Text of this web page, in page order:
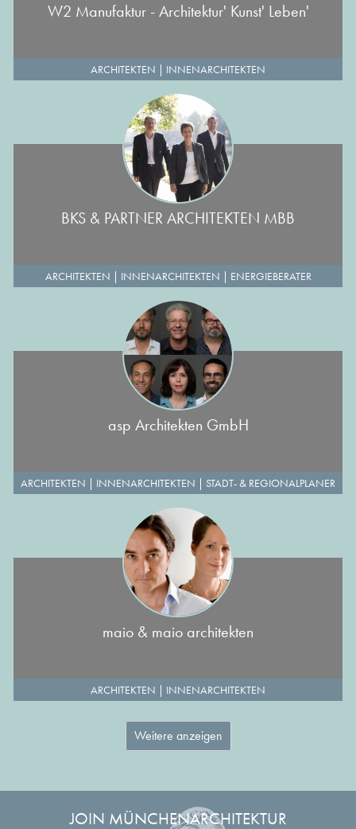
W2 Manufaktur - Architektur' Kunst' Leben'
ARCHITEKTEN | INNENARCHITEKTEN
BKS & PARTNER ARCHITEKTEN MBB
ARCHITEKTEN | INNENARCHITEKTEN | ENERGIEBERATER
asp Architekten GmbH
ARCHITEKTEN | INNENARCHITEKTEN | STADT- & REGIONALPLANER
maio & maio architekten
ARCHITEKTEN | INNENARCHITEKTEN
Weitere anzeigen
JOIN MÜNCHENARCHITEKTUR